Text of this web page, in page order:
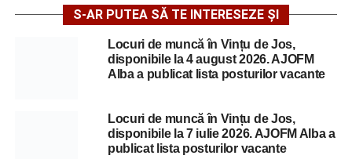
S-AR PUTEA SĂ TE INTERESEZE ȘI
Locuri de muncă în Vințu de Jos,
disponibile la 4 august 2026. AJOFM
Alba a publicat lista posturilor vacante
Locuri de muncă în Vințu de Jos,
disponibile la 7 iulie 2026. AJOFM Alba a
publicat lista posturilor vacante